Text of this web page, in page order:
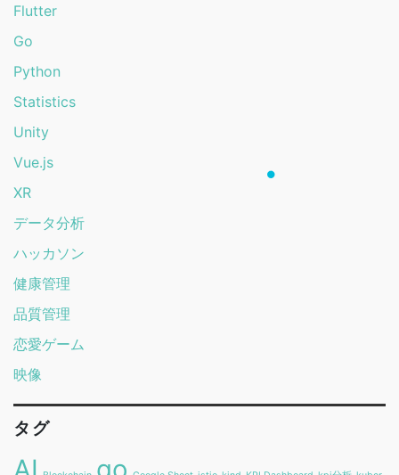
Flutter
Go
Python
Statistics
Unity
Vue.js
XR
データ分析
ハッカソン
健康管理
品質管理
恋愛ゲーム
映像
タグ